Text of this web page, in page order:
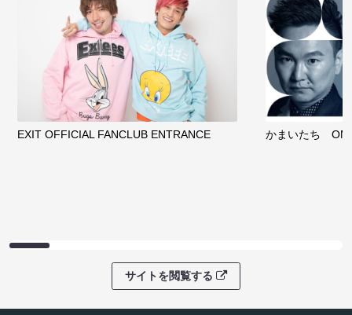
EXIT OFFICIAL FANCLUB ENTRANCE かまいたち
サイトを閲覧する